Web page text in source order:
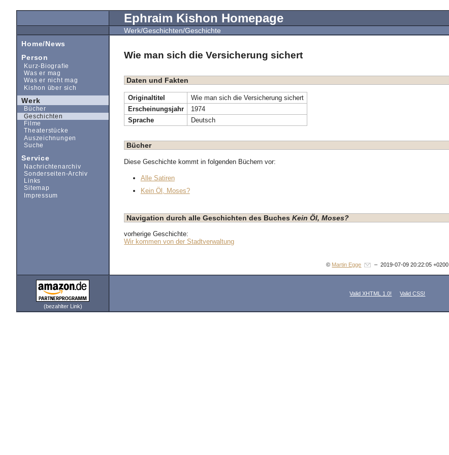
Ephraim Kishon Homepage
Werk/Geschichten/Geschichte
Wie man sich die Versicherung sichert
Daten und Fakten
Originaltitel
Wie man sich die Versicherung sichert
Erscheinungsjahr
1974
Sprache
Deutsch
Bücher
Diese Geschichte kommt in folgenden Büchern vor:
Alle Satiren
Kein Öl, Moses?
Navigation durch alle Geschichten des Buches Kein Öl, Moses?
vorherige Geschichte:
Wir kommen von der Stadtverwaltung
© Martin Egge – 2019-07-09 20:22:05 +0200
(bezahlter Link)
Valid XHTML 1.0! Valid CSS!
Home/News
Person
Kurz-Biografie
Was er mag
Was er nicht mag
Kishon über sich
Werk
Bücher
Geschichten
Filme
Theaterstücke
Auszeichnungen
Suche
Service
Nachrichtenarchiv
Sonderseiten-Archiv
Links
Sitemap
Impressum